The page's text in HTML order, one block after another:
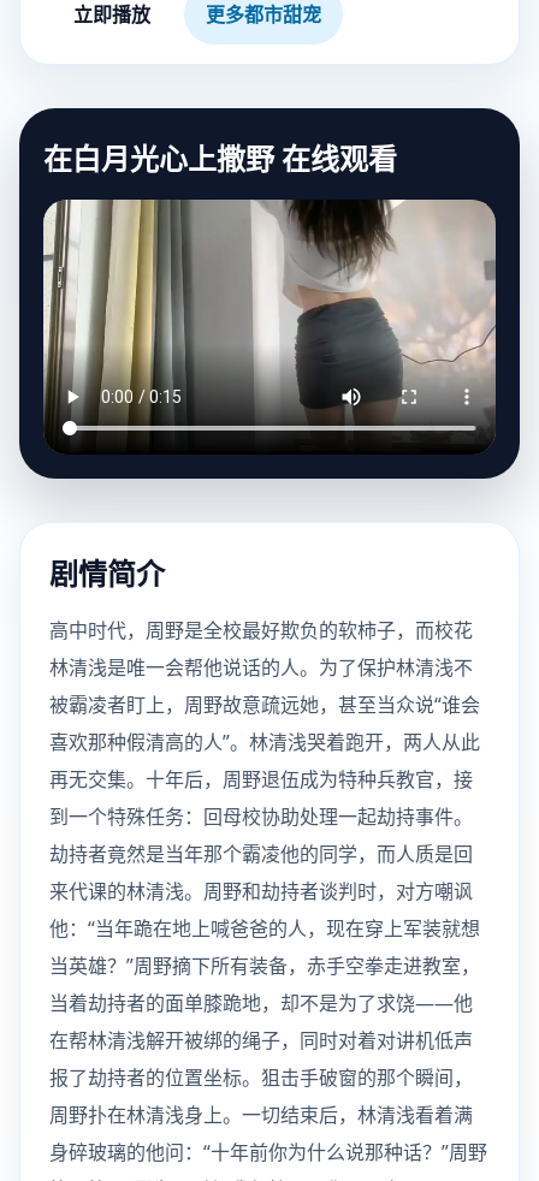
立即播放 更多都市甜宠
在白月光心上撒野 在线观看
剧情简介
高中时代，周野是全校最好欺负的软柿子，而校花
林清浅是唯一会帮他说话的人。为了保护林清浅不
被霸凌者盯上，周野故意疏远她，甚至当众说“谁会
喜欢那种假清高的人”。林清浅哭着跑开，两人从此
再无交集。十年后，周野退伍成为特种兵教官，接
到一个特殊任务：回母校协助处理一起劫持事件。
劫持者竟然是当年那个霸凌他的同学，而人质是回
来代课的林清浅。周野和劫持者谈判时，对方嘲讽
他：“当年跪在地上喊爸爸的人，现在穿上军装就想
当英雄？”周野摘下所有装备，赤手空拳走进教室，
当着劫持者的面单膝跪地，却不是为了求饶——他
在帮林清浅解开被绑的绳子，同时对着对讲机低声
报了劫持者的位置坐标。狙击手破窗的那个瞬间，
周野扑在林清浅身上。一切结束后，林清浅看着满
身碎玻璃的他问：“十年前你为什么说那种话？”周野